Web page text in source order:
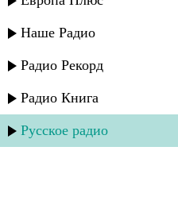
Наше Радио
Радио Рекорд
Радио Книга
Русское радио